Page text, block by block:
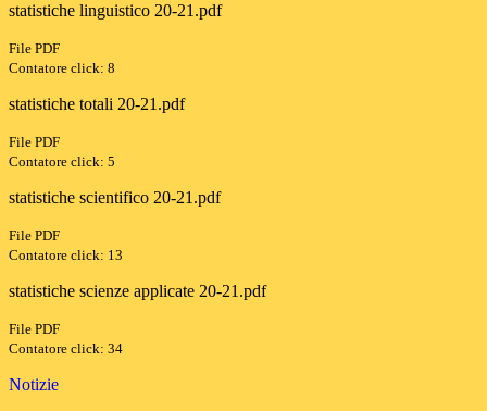
statistiche linguistico 20-21.pdf
File PDF
Contatore click: 8
statistiche totali 20-21.pdf
File PDF
Contatore click: 5
statistiche scientifico 20-21.pdf
File PDF
Contatore click: 13
statistiche scienze applicate 20-21.pdf
File PDF
Contatore click: 34
Notizie